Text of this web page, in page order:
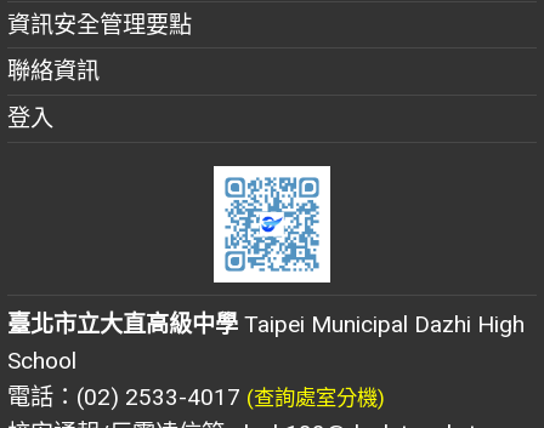
資訊安全管理要點
聯絡資訊
登入
臺北市立大直高級中學 Taipei Municipal Dazhi High
School
電話：(02) 2533-4017 (查詢處室分機)